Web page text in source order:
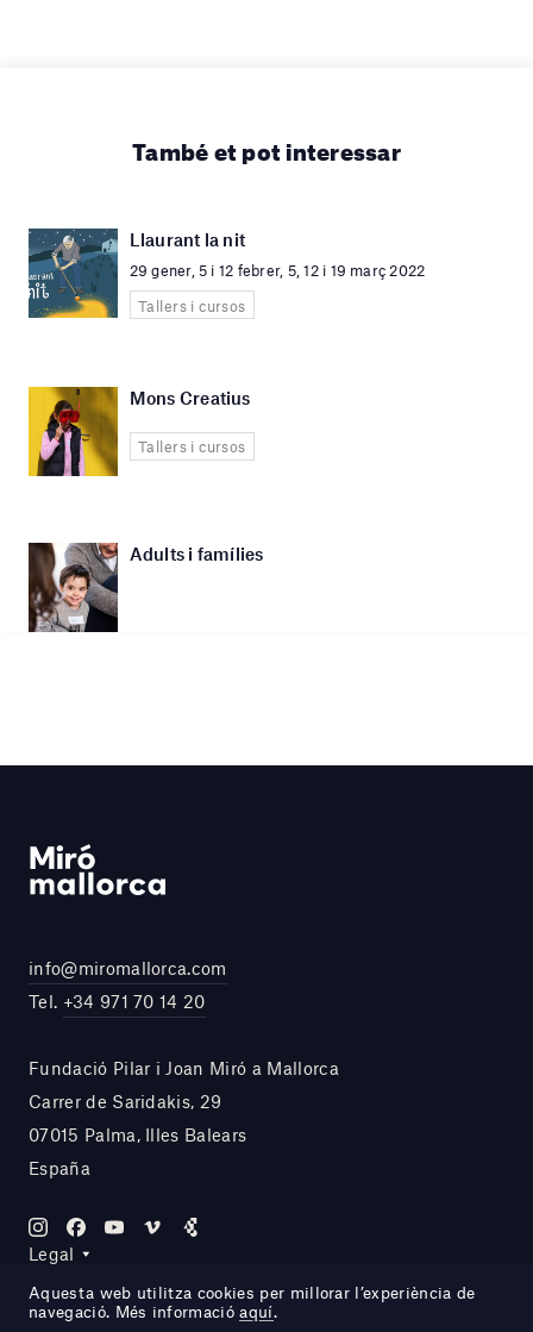
També et pot interessar
Llaurant la nit
29 gener, 5 i 12 febrer, 5, 12 i 19 març 2022
Tallers i cursos
Mons Creatius
Tallers i cursos
Adults i famílies
info@miromallorca.com
Tel. +34 971 70 14 20
Fundació Pilar i Joan Miró a Mallorca
Carrer de Saridakis, 29
07015 Palma, Illes Balears
España
Legal
Aquesta web utilitza cookies per millorar l’experiència de
navegació. Més informacióaquí.